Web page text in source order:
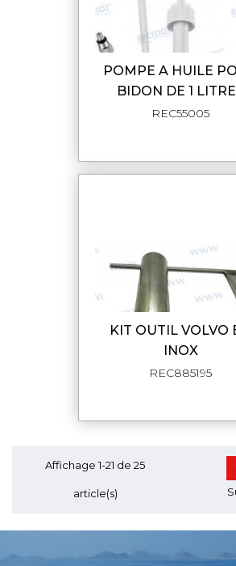
POMPE A HUILE POUR
BIDON DE 1
REC55005
KIT OUTIL VOLVO EN
INOX
REC885195
Affichage 1-21 de 25
article(s)